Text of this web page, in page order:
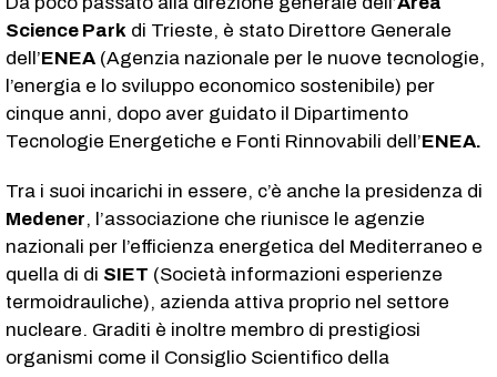
Science Park di Trieste, è stato Direttore Generale
dell’ENEA (Agenzia nazionale per le nuove tecnologie,
l’energia e lo sviluppo economico sostenibile) per
cinque anni, dopo aver guidato il Dipartimento
Tecnologie Energetiche e Fonti Rinnovabili dell’ENEA.
Tra i suoi incarichi in essere, c’è anche la presidenza di
Medener, l’associazione che riunisce le agenzie
nazionali per l’efficienza energetica del Mediterraneo e
quella di di SIET (Società informazioni esperienze
termoidrauliche), azienda attiva proprio nel settore
nucleare. Graditi è inoltre membro di prestigiosi
organismi come il Consiglio Scientifico della